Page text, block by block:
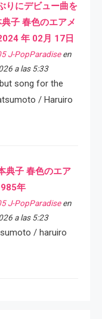
りにデビュー曲を
子 春色のエアメ
年 02月 17日
J-PopParadiseen
a las 5:33
song for the
/ Haruiro
典子 春色のエア
年
J-PopParadiseen
a las 5:23
/ haruiro